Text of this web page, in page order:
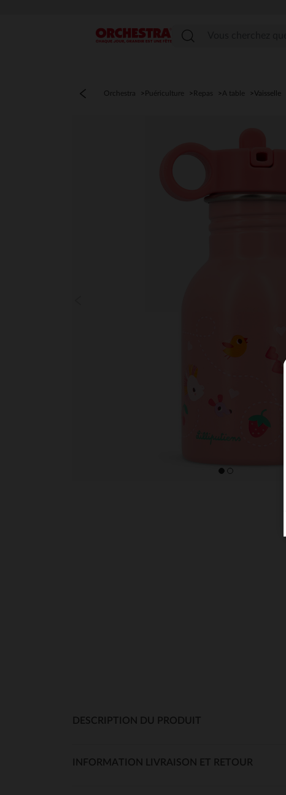
Menu
Orchestra Puériculture Repas A table Vaisselle
DESCRIPTION DU PRODUIT
INFORMATION LIVRAISON ET RETOUR